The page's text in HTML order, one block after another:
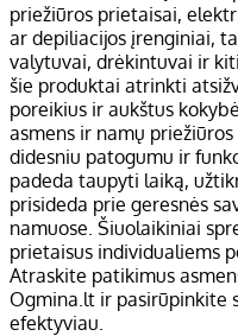
priežiūros prietaisai,
ar depiliacijos įrenginiai,
valytuvai, drėkintuvai ir
šie produktai atrinkti
poreikius ir aukštus
asmens ir namų
didesniu patogumu ir
padeda taupyti laiką,
prisideda prie geresnės
namuose. Šiuolaikiniai
prietaisus individualiems
Atraskite patikimus
Ogmina.lt ir pasirūpinkite
efektyviau.